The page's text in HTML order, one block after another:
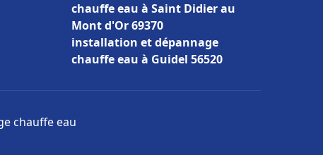
chauffe eau à Saint Didier au
Mont d'Or 69370
installation et dépannage
chauffe eau à Guidel 56520
chauffe eau